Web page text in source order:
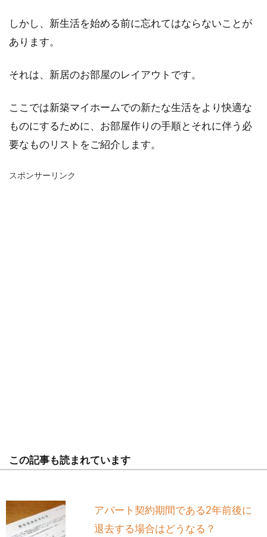
しかし、新生活を始める前に忘れてはならないことが
あります。
それは、新居のお部屋のレイアウトです。
ここでは新築マイホームでの新たな生活をより快適な
ものにするために、お部屋作りの手順とそれに伴う必
要なものリストをご紹介します。
スポンサーリンク
この記事も読まれています
アパート契約期間である2年前後に
退去する場合はどうなる？